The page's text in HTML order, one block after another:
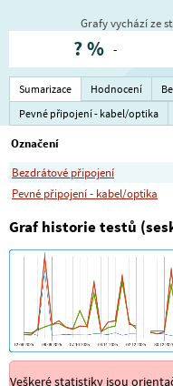
Grafy vychází ze
?% -
Sumarizace Hodnocení
Pevné připojení - kabel/optika
Označení
Bezdrátové připojení
Pevné připojení - kabel/optika
Graf historie testů
Veškeré statistiky jsou